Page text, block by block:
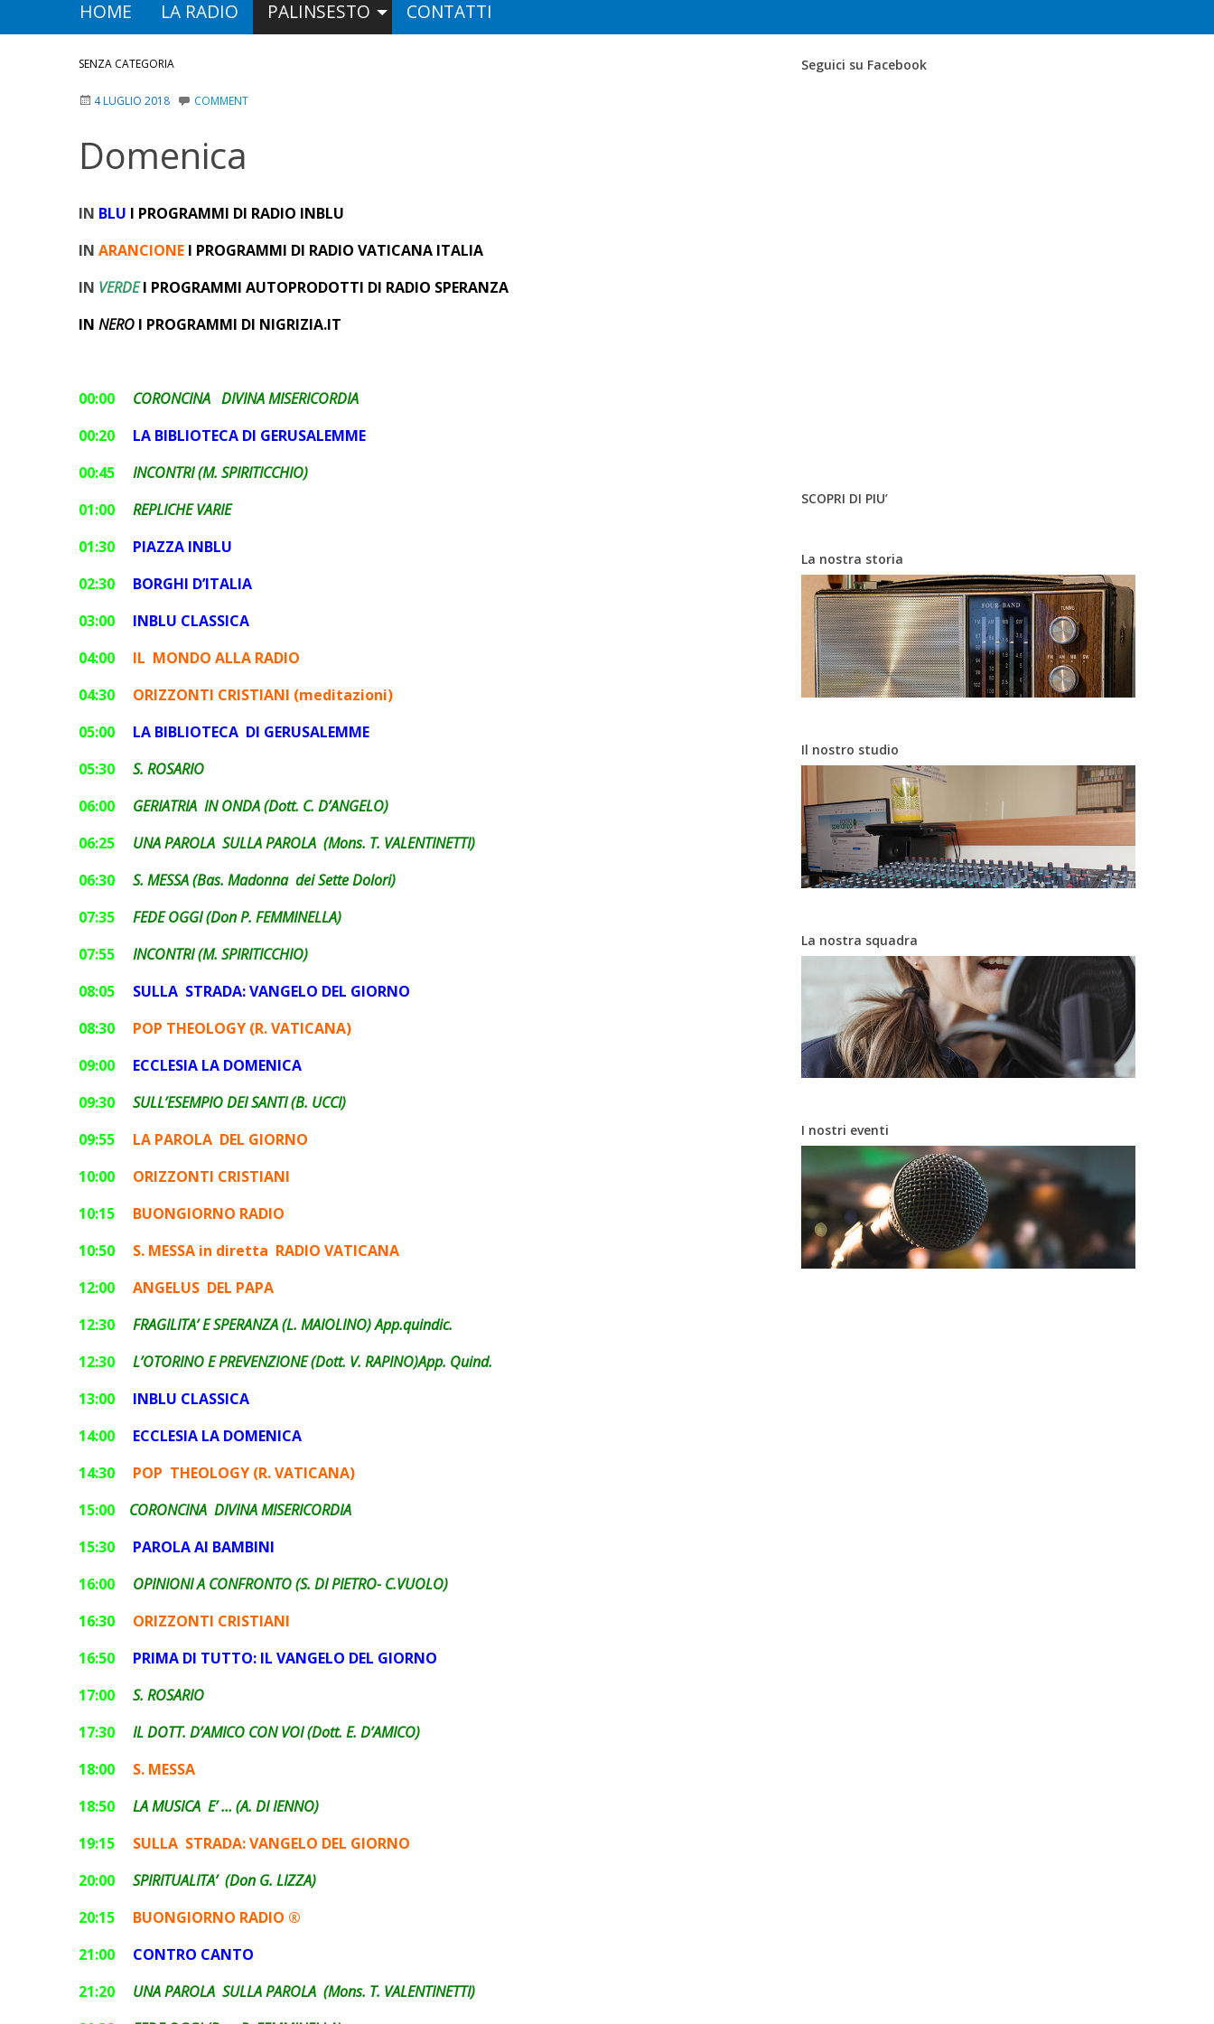
HOME LA RADIO PALINSESTO CONTATTI
SENZA CATEGORIA
4 LUGLIO 2018 COMMENT
Domenica
IN BLU I PROGRAMMI DI RADIO INBLU
IN ARANCIONE I PROGRAMMI DI RADIO VATICANA ITALIA
IN VERDEI PROGRAMMI AUTOPRODOTTI DI RADIO SPERANZA
IN NERO I PROGRAMMI DI NIGRIZIA.IT
00:00 CORONCINA DIVINA MISERICORDIA
00:20
LA BIBLIOTECA DI GERUSALEMME
00:45
INCONTRI (M. SPIRITICCHIO)
01:00
REPLICHE VARIE
01:30
PIAZZA INBLU
02:30
BORGHI D’ITALIA
03:00
INBLU CLASSICA
04:00
IL MONDO ALLA RADIO
04:30
ORIZZONTI CRISTIANI (meditazioni)
05:00
LA BIBLIOTECA DI GERUSALEMME
05:30
S. ROSARIO
06:00
GERIATRIA IN ONDA (Dott. C. D’ANGELO)
06:25
UNA PAROLA SULLA PAROLA (Mons. T. VALENTINETTI)
06:30
S. MESSA (Bas. Madonna dei Sette Dolori)
07:35
FEDE OGGI (Don P. FEMMINELLA)
07:55
INCONTRI (M. SPIRITICCHIO)
08:05 SULLA STRADA: VANGELO DEL GIORNO
08:30
POP THEOLOGY (R. VATICANA)
09:00
ECCLESIA LA DOMENICA
09:30
SULL’ESEMPIO DEI SANTI (B. UCCI)
09:55
LA PAROLA DEL GIORNO
10:00
ORIZZONTI CRISTIANI
10:15
BUONGIORNO RADIO
10:50
S. MESSA in diretta RADIO VATICANA
12:00
ANGELUS DEL PAPA
12:30
FRAGILITA’ E SPERANZA (L. MAIOLINO) App.quindic.
12:30
L’OTORINO E PREVENZIONE (Dott. V. RAPINO)App. Quind.
13:00
INBLU CLASSICA
14:00
ECCLESIA LA DOMENICA
14:30 POP THEOLOGY (R. VATICANA)
15:00
CORONCINA DIVINA MISERICORDIA
15:30
PAROLA AI BAMBINI
16:00
OPINIONI A CONFRONTO (S. DI PIETRO- C.VUOLO)
16:30
ORIZZONTI CRISTIANI
16:50
PRIMA DI TUTTO: IL VANGELO DEL GIORNO
17:00
S. ROSARIO
17:30
IL DOTT. D’AMICO CON VOI (Dott. E. D’AMICO)
18:00
S. MESSA
18:50
LA MUSICA E’ … (A. DI IENNO)
19:15
SULLA STRADA: VANGELO DEL GIORNO
20:00
SPIRITUALITA’ (Don G. LIZZA)
20:15
BUONGIORNO RADIO ®
21:00
CONTRO CANTO
21:20
UNA PAROLA SULLA PAROLA (Mons. T. VALENTINETTI)
Seguici su Facebook
SCOPRI DI PIU’
La nostra storia
Il nostro studio
La nostra squadra
I nostri eventi